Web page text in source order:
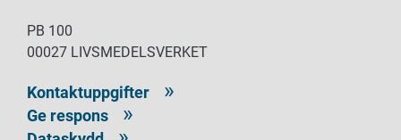
PB 100
00027 LIVSMEDELSVERKET
Kontaktuppgifter
Ge respons